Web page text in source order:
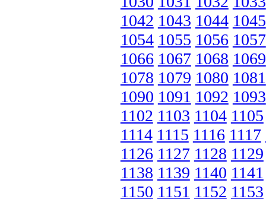
1042 1043 1044 1045
1054 1055 1056 1057
1066 1067 1068 1069
1078 1079 1080 1081
1090 1091 1092 1093
1102 1103 1104 1105
1114 1115 1116 1117
1126 1127 1128 1129
1138 1139 1140 1141
1150 1151 1152 1153